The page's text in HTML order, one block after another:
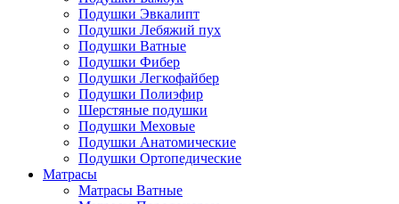
Подушки Эвкалипт
Подушки Лебяжий пух
Подушки Ватные
Подушки Фибер
Подушки Легкофайбер
Подушки Полиэфир
Шерстяные подушки
Подушки Меховые
Подушки Анатомические
Подушки Ортопедические
Матрасы
Матрасы Ватные